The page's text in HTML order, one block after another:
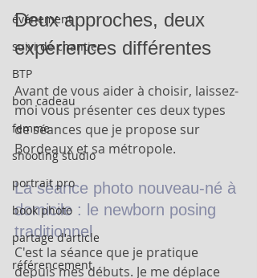
événement
suivi de chantier
BTP
bon cadeau
femme
shooting studio
portrait pro
book photo
partage d'article
référencement
Deux approches, deux
expériences différentes
Avant de vous aider à choisir, laissez-
moi vous présenter ces deux types
de séances que je propose sur
Bordeaux et sa métropole.
La séance photo nouveau-né à
domicile : le newborn posing
traditionnel
C'est la séance que je pratique
depuis mes débuts. Je me déplace